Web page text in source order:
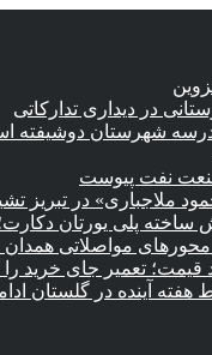
در دیداری تدارکاتی
نفت پیوست
ملاجباری» در تبریز
ساخته پلی یورتان
قیمت؛ تعمیر جای خرید
آینده در گلستان